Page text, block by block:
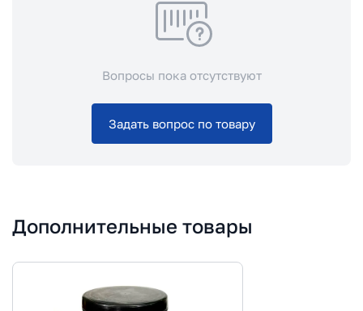
Вопросы пока отсутствуют
Задать вопрос по товару
Дополнительные товары